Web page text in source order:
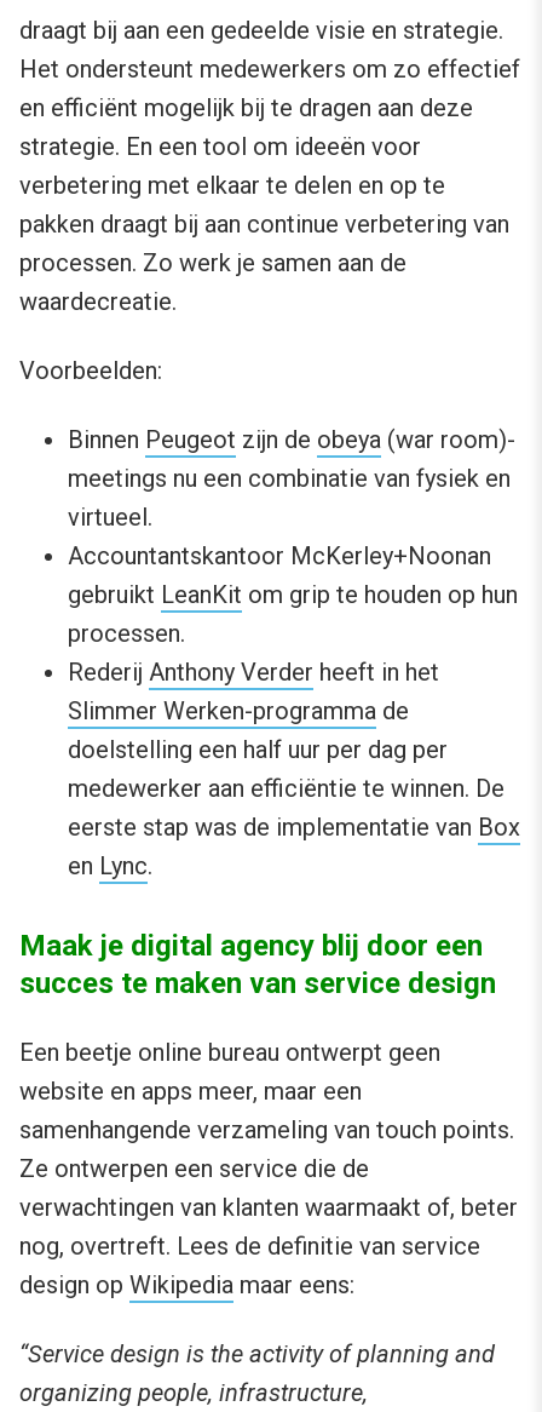
draagt bij aan een gedeelde visie en strategie.
Het ondersteunt medewerkers om zo effectief
en efficiënt mogelijk bij te dragen aan deze
strategie. En een tool om ideeën voor
verbetering met elkaar te delen en op te
pakken draagt bij aan continue verbetering van
processen. Zo werk je samen aan de
waardecreatie.
Voorbeelden:
Binnen Peugeot zijn de obeya (war room)-
meetings nu een combinatie van fysiek en
virtueel.
Accountantskantoor McKerley+Noonan
gebruikt LeanKit om grip te houden op hun
processen.
Rederij Anthony Verder heeft in het
Slimmer Werken-programma de
doelstelling een half uur per dag per
medewerker aan efficiëntie te winnen. De
eerste stap was de implementatie van Box
en Lync.
Maak je digital agency blij door een
succes te maken van service design
Een beetje online bureau ontwerpt geen
website en apps meer, maar een
samenhangende verzameling van touch points.
Ze ontwerpen een service die de
verwachtingen van klanten waarmaakt of, beter
nog, overtreft. Lees de definitie van service
design op Wikipedia maar eens:
“Service design is the activity of planning and
organizing people, infrastructure,